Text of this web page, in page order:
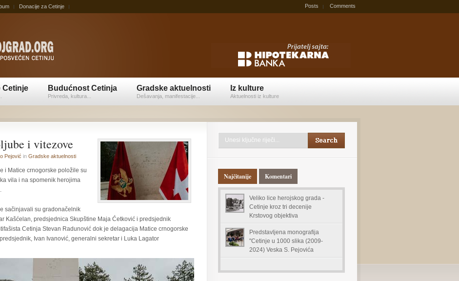
Donacije za Cetinje Posts Comments
Cetinje Budućnost Cetinja
Privreda, kultura...
Gradske aktuelnosti
Dešavanja, manifestacije...
Iz kulture
Aktuelnosti iz kulture
i vitezove
Pejović in Gradske aktuelnosti
i Matice crnogorske položile su
vila i na spomenik herojima
sačinjavali su gradonačelnik
Kašćelan, predsjednica Skupštine Maja Ćetković i predsjednik
Cetinja Stevan Radunović dok je delagacija Matice crnogorske
Ivan Ivanović, generalni sekretar i Luka Lagator
Najčitanije Komentari
Veliko lice herojskog grada -
Cetinje kroz tri decenije
Krstovog objektiva
Predstavljena monografija
"Cetinje u 1000 slika (2009-
2024) Veska S. Pejovića